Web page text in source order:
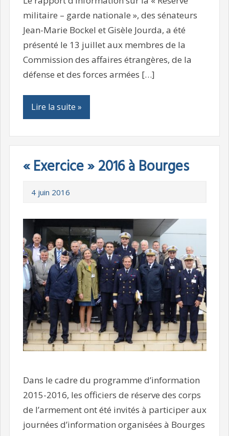
militaire – garde nationale », des sénateurs
Jean-Marie Bockel et Gisèle Jourda, a été
présenté le 13 juillet aux membres de la
Commission des affaires étrangères, de la
défense et des forces armées […]
Lire la suite »
« Exercice » 2016 à Bourges
4 juin 2016
Dans le cadre du programme d’information
2015-2016, les officiers de réserve des corps
de l’armement ont été invités à participer aux
journées d’information organisées à Bourges